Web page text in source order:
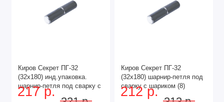
Киров Секрет ПГ-32
(32х180) инд.упаковка.
шарнир-петля под сварку с
шариком (8)
217 р.
Киров Секрет ПГ-32
(32х180) шарнир-петля под
сварку с шариком (8)
212 р.